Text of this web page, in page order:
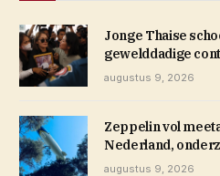
Jonge Thaise
gewelddadige
augustus 9, 2026
Zeppelin vol
Nederland,
augustus 9, 2026